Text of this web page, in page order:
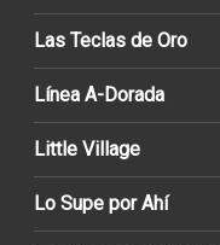
Las Teclas de Oro
Línea A-Dorada
Little Village
Lo Supe por Ahí